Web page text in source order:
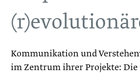
Kommunikation und
im Zentrum ihrer Projekte: Die